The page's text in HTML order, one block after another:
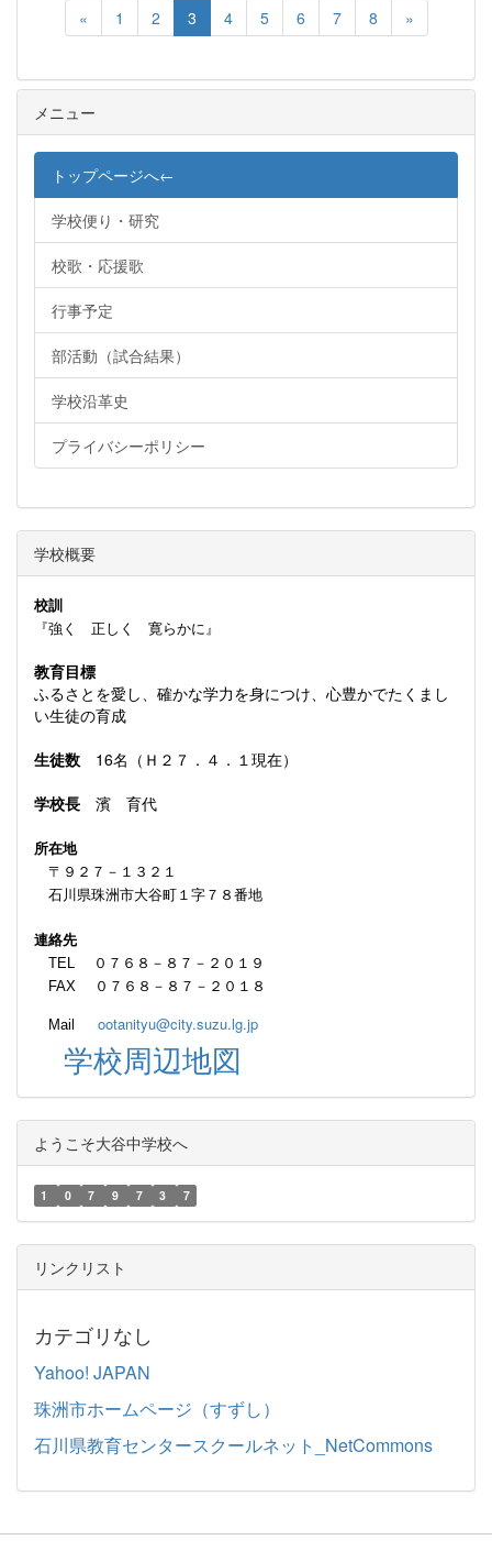
« 1 2 3 4 5 6 7 8 »
メニュー
トップページへ←
学校便り・研究
校歌・応援歌
行事予定
部活動（試合結果）
学校沿革史
プライバシーポリシー
学校概要
校訓
『強く 正しく 寛らかに』
教育目標
ふるさとを愛し、確かな学力を身につけ、心豊かでたくまし
い生徒の育成
生徒数 16名（Ｈ２７．４．１現在）
学校長 濱 育代
所在地
〒９２７－１３２１
石川県珠洲市大谷町１字７８番地
連絡先
TEL ０７６８－８７－２０１９
FAX ０７６８－８７－２０１８
Mail ootanityu@city.suzu.lg.jp
学校周辺地図
ようこそ大谷中学校へ
1 0 7 9 7 3 7
リンクリスト
カテゴリなし
Yahoo! JAPAN
珠洲市ホームページ（すずし）
石川県教育センタースクールネット_NetCommons